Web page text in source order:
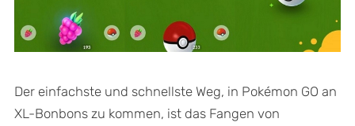
Der einfachste und schnellste Weg, in Pokémon GO an
XL-Bonbons zu kommen, ist das Fangen von